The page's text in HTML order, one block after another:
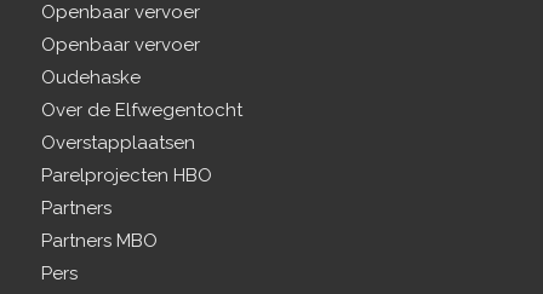
Openbaar vervoer
Openbaar vervoer
Oudehaske
Over de Elfwegentocht
Overstapplaatsen
Parelprojecten HBO
Partners
Partners MBO
Pers